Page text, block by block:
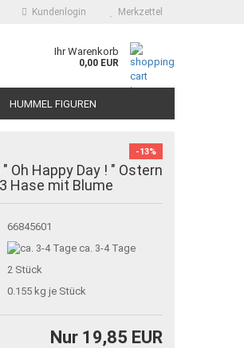
Kundenlogin Merkzettel
Ihr Warenkorb
0,00 EUR
HUMMEL FIGUREN
-13%
Oh Happy Day ! " Ostern
Hase mit Blume
66845601
ca. 3-4 Tage
2 Stück
0.155 kg je Stück
Nur 19,85 EUR